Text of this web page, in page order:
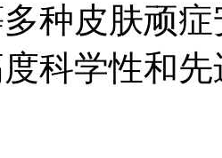
种皮肤顽
度科学性和